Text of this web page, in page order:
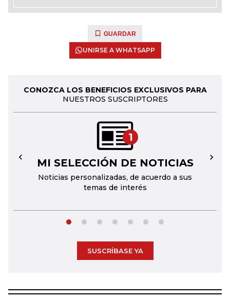
GUARDAR
UNIRSE A WHATSAPP
CONOZCA LOS BENEFICIOS EXCLUSIVOS PARA
NUESTROS SUSCRIPTORES
1
MI SELECCIÓN DE NOTICIAS
Noticias personalizadas, de acuerdo a sus
temas de interés
← →
SUSCRÍBASE YA